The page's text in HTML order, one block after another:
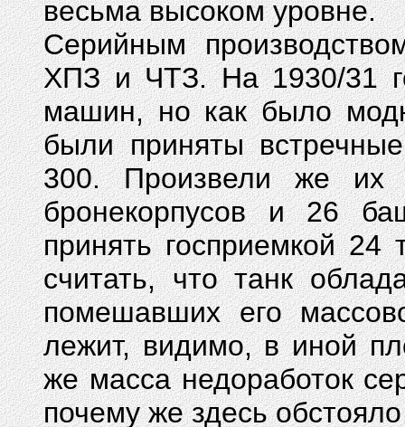
весьма высоком уровне.
Серийным
ХПЗ и ЧТЗ. На 1930/31
машин, но как было
были приняты
300. Произвели же
бронекорпусов и 26
принять госприемкой
считать, что танк
помешавших его
лежит, видимо, в иной
же масса недоработок
почему же здесь